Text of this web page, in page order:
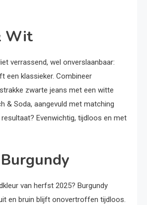
Wit
verrassend, wel onverslaanbaar:
een klassieker. Combineer
zwarte jeans met een witte
& Soda, aangevuld met matching
Evenwichtig, tijdloos en met
van herfst 2025? Burgundy
en bruin blijft onovertroffen tijdloos.